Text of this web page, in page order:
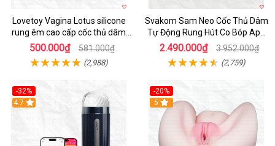
Lovetoy Vagina Lotus silicone
rung êm cao cấp cốc thủ dâm
nam
500.000₫ 581.000₫
(2,988)
Svakom Sam Neo Cốc Thủ Dâm
Tự Động Rung Hút Co Bóp App
Điều Khiển
2.490.000₫ 3.952.000₫
(2,759)
-32%
Hot
4.7
-20%
Hot
5